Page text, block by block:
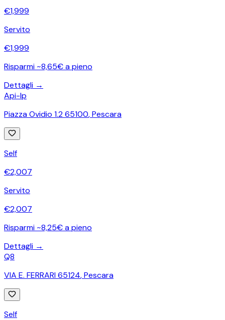
€1,999
Servito
€1,999
Risparmi ~8,65€ a pieno
Dettagli →
Api-Ip
Piazza Ovidio 1.2 65100,Pescara
Self
€2,007
Servito
€2,007
Risparmi ~8,25€ a pieno
Dettagli →
Q8
VIA E. FERRARI 65124,Pescara
Self